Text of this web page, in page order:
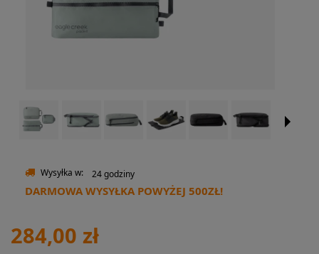
Wysyłka w: 24 godziny
DARMOWA WYSYŁKA POWYŻEJ 500ZŁ!
284,00 zł